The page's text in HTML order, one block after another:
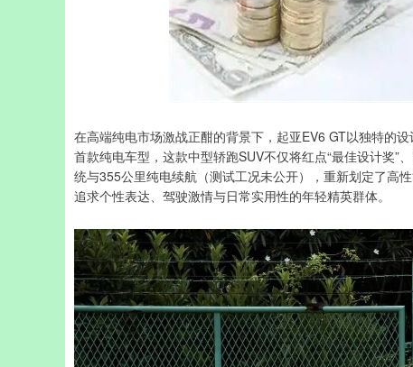
在高端纯电市场激战正酣的背景下，起亚EV6 GT以独特的
首款纯电车型，这款中型轿跑SUV不仅将红点“最佳设计奖
统与355公里纯电续航（测试工况未公开），重新划定了高
追求个性表达、驾驶激情与日常实用性的年轻精英群体。